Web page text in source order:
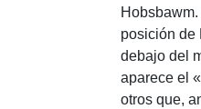
Hobsbawm.
posición de
debajo del
aparece el
otros que,